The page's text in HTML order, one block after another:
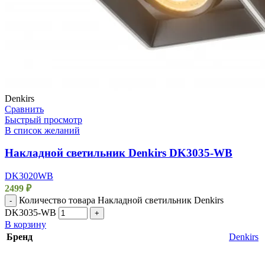
Denkirs
Сравнить
Быстрый просмотр
В список желаний
Накладной светильник Denkirs DK3035-WB
DK3020WB
2499 ₽
-
Количество товара Накладной светильник Denkirs
DK3035-WB
+
В корзину
Бренд
Denkirs